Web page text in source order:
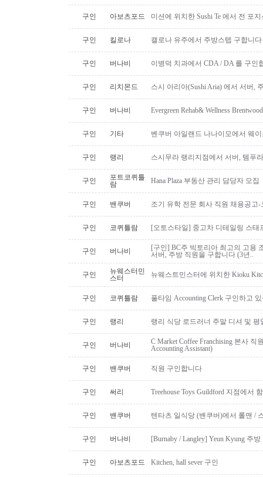
구인 아보츠포드 미션에 위치한 Sushi Te 에서 전 포
구인 킬로나 캘로나 유주에서 주방스텝 구합니다
구인 버나비 이병덕 치과에서 CDA / DA 를 구인
구인 리치몬드 스시 아리아(Sushi Aria) 에서 서버,
구인 버나비 Evergreen Rehab& Wellness
구인 기타 벤쿠버 아일랜드 나나이모에서 웨
구인 랭리 스시무라 랭리지점에서 서버, 템푸
구인
포트코퀴틀
람
Hana Plaza 부동산 관리 담당자 모집
구인 밴쿠버 조기 유학 전문 회사 직원 채용공고
구인 코퀴틀람 [오토스타일] 중고차 디테일링 스태
구인 버나비
[구인] BC주 빅토리아 최고의 고용
서버, 주방 직원을 구합니다 (3년..
구인
뉴웨스터민
스터
뉴웨스트민스터에 위치한 Kioku
구인 코퀴틀람 풀타임 Accounting Clerk 구인하고
구인 랭리 랭리 식당 로드러너 주말 디셔 및
구인 버나비
C Market Coffee Franchising 본사 직
Accounting Assistant)
구인 밴쿠버 직원 구인합니다
구인 써리 Treehouse Toys Guildford 지점에서
구인 밴쿠버 텐타츠 일식당 (밴쿠버)에서 롤맨 /
구인 버나비 [Burnaby / Langley] Yeun Kyung 주
구인 아보츠포드 Kitchen, hall sever 구인